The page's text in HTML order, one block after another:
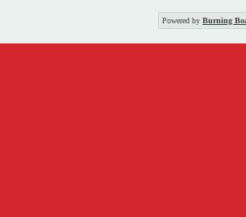
Powered by Burning